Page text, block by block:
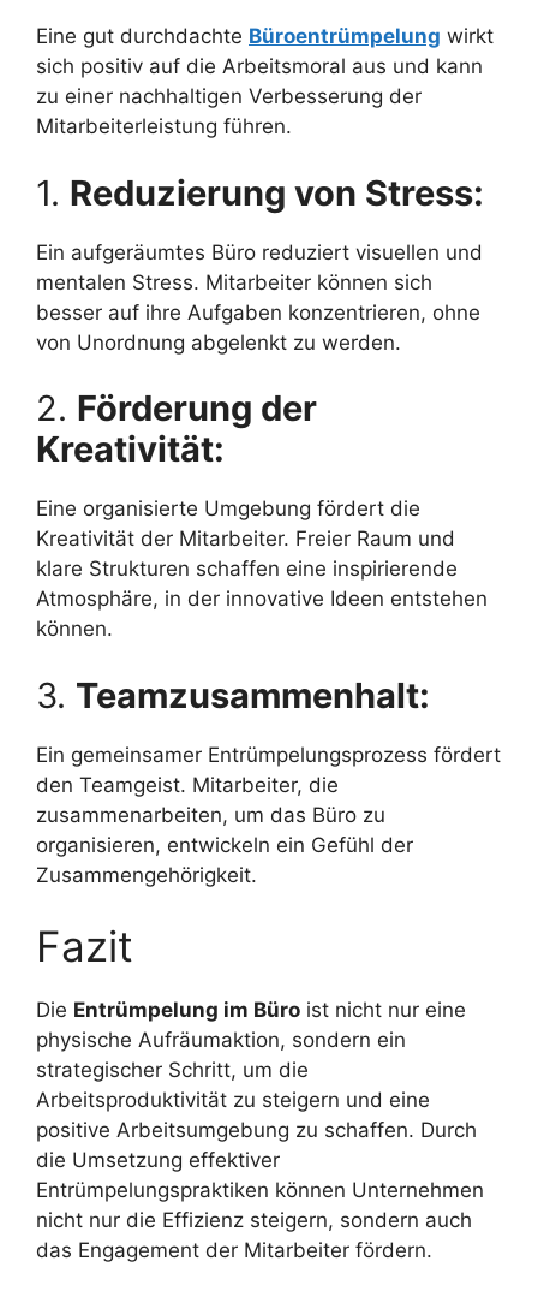
Eine gut durchdachte Büroentrümpelung wirkt
sich positiv auf die Arbeitsmoral aus und kann
zu einer nachhaltigen Verbesserung der
Mitarbeiterleistung führen.
1. Reduzierung von Stress:
Ein aufgeräumtes Büro reduziert visuellen und
mentalen Stress. Mitarbeiter können sich
besser auf ihre Aufgaben konzentrieren, ohne
von Unordnung abgelenkt zu werden.
2. Förderung der
Kreativität:
Eine organisierte Umgebung fördert die
Kreativität der Mitarbeiter. Freier Raum und
klare Strukturen schaffen eine inspirierende
Atmosphäre, in der innovative Ideen entstehen
können.
3. Teamzusammenhalt:
Ein gemeinsamer Entrümpelungsprozess fördert
den Teamgeist. Mitarbeiter, die
zusammenarbeiten, um das Büro zu
organisieren, entwickeln ein Gefühl der
Zusammengehörigkeit.
Fazit
Die Entrümpelung im Büro ist nicht nur eine
physische Aufräumaktion, sondern ein
strategischer Schritt, um die
Arbeitsproduktivität zu steigern und eine
positive Arbeitsumgebung zu schaffen. Durch
die Umsetzung effektiver
Entrümpelungspraktiken können Unternehmen
nicht nur die Effizienz steigern, sondern auch
das Engagement der Mitarbeiter fördern.